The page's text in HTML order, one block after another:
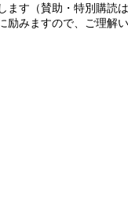
す（賛助・特別購読は
みますので、ご理解